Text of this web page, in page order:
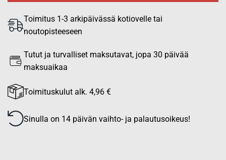
Toimitus 1-3 arkipäivässä kotiovelle tai
noutopisteeseen
Tutut ja turvalliset maksutavat, jopa 30 päivää
maksuaikaa
Toimituskulut alk. 4,96 €
Sinulla on 14 päivän vaihto- ja palautusoikeus!